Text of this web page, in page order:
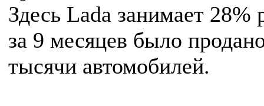
Здесь Lada занимает 28%
за 9 месяцев было
тысячи автомобилей.